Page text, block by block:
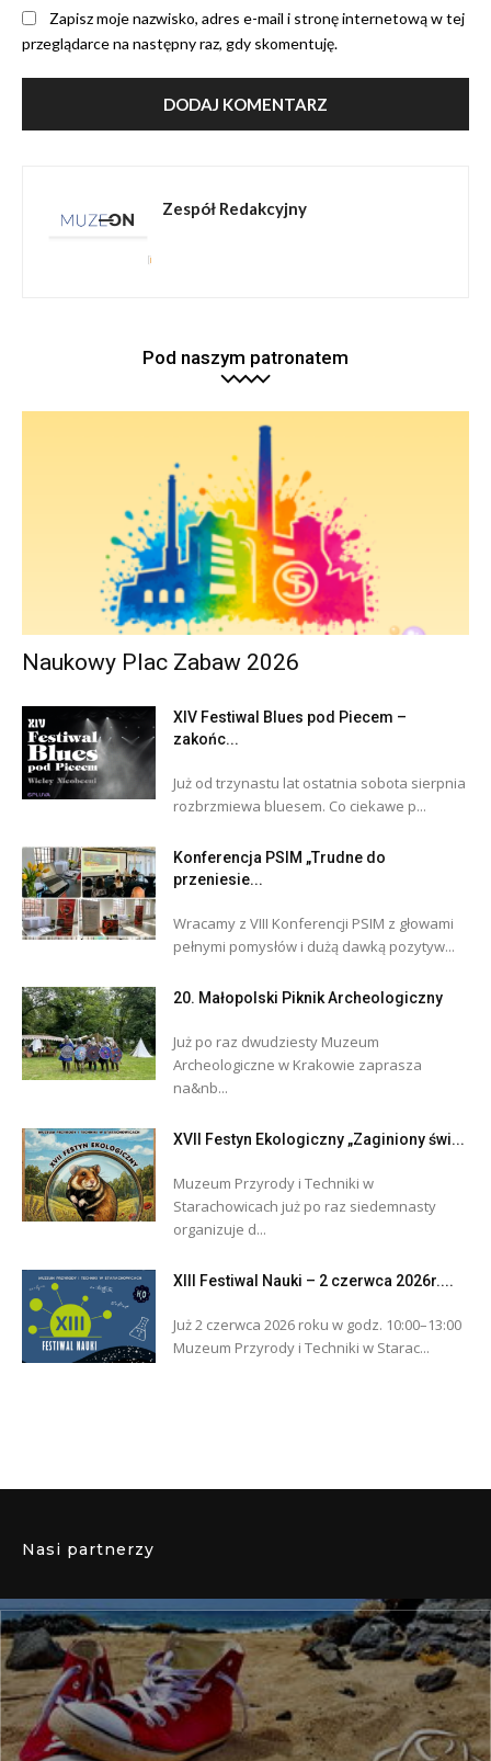
Zapisz moje nazwisko, adres e-mail i stronę internetową w tej
przeglądarce na następny raz, gdy skomentuję.
Zespół Redakcyjny
Pod naszym patronatem
Naukowy Plac Zabaw 2026
XIV Festiwal Blues pod Piecem –
zakońc...
Już od trzynastu lat ostatnia sobota sierpnia
rozbrzmiewa bluesem. Co ciekawe p...
Konferencja PSIM „Trudne do
przeniesie...
Wracamy z VIII Konferencji PSIM z głowami
pełnymi pomysłów i dużą dawką pozytyw...
20. Małopolski Piknik Archeologiczny
Już po raz dwudziesty Muzeum
Archeologiczne w Krakowie zaprasza
na&nb...
XVII Festyn Ekologiczny „Zaginiony świ...
Muzeum Przyrody i Techniki w
Starachowicach już po raz siedemnasty
organizuje d...
XIII Festiwal Nauki – 2 czerwca 2026r....
Już 2 czerwca 2026 roku w godz. 10:00–13:00
Muzeum Przyrody i Techniki w Starac...
Nasi partnerzy